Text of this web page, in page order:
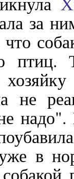
за
птиц.
не
надо".
в